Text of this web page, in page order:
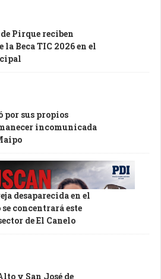
Pirque reciben
la Beca TIC 2026 en el
por sus propios
incomunicada
desaparecida en el
concentrará este
de El Canelo
y San José de